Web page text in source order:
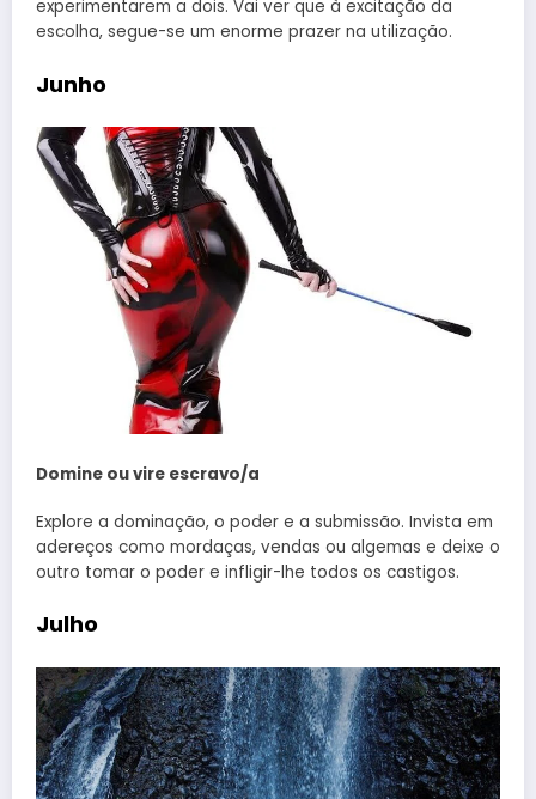
experimentarem a dois. Vai ver que à excitação da
escolha, segue-se um enorme prazer na utilização.
Junho
Domine ou vire escravo/a
Explore a dominação, o poder e a submissão. Invista em
adereços como mordaças, vendas ou algemas e deixe o
outro tomar o poder e infligir-lhe todos os castigos.
Julho